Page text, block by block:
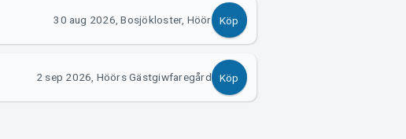
30 aug 2026, Bosjökloster, Höör Köp
2 sep 2026, Höörs Gästgiwfaregård Köp